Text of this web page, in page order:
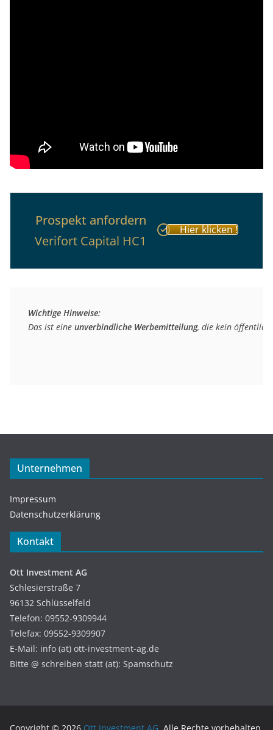
Prospekt anfordern
Verifort Capital HC1
Hier klicken !
Wichtige Hinweise:
Das ist eine unverbindliche Werbemitteilung, die kein
Unternehmen
Impressum
Datenschutzerklärung
Kontakt
Ott Investment AG
Schlesierstraße 7
96132 Schlüsselfeld
Telefon: 09552-9309944
Telefax: 09552-9309907
E-Mail: info (at) ott-investment-ag.de
Bitte @ schreiben statt (at): Spamschutz
Copyright © 2026 Ott Investment AG . Alle Rechte vorbehalten.